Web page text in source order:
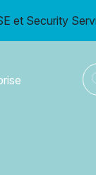
et Security